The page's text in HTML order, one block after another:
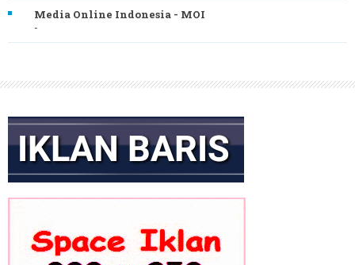
Media Online Indonesia - MOI
-